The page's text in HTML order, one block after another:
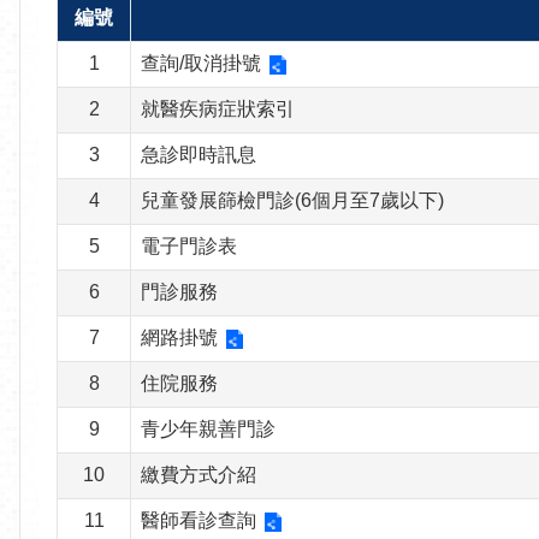
編號
1 查詢/取消掛號
2 就醫疾病症狀索引
3 急診即時訊息
4 兒童發展篩檢門診(6個月至7歲以下)
5 電子門診表
6 門診服務
7 網路掛號
8 住院服務
9 青少年親善門診
10 繳費方式介紹
11 醫師看診查詢